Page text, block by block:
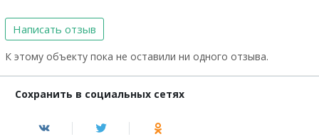
Написать отзыв
К этому объекту пока не оставили ни одного отзыва.
Сохранить в социальных сетях